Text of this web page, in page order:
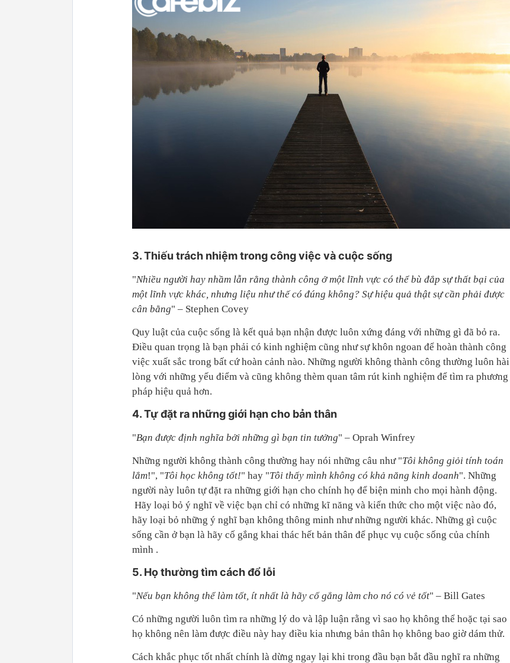
3. Thiếu trách nhiệm trong công việc và cuộc sống
"Nhiều người hay nhầm lẫn rằng thành công ở một lĩnh vực có thể bù đắp sự thất bại của
một lĩnh vực khác, nhưng liệu như thế có đúng không? Sự hiệu quả thật sự cần phải được
cân bằng" – Stephen Covey
Quy luật của cuộc sống là kết quả bạn nhận được luôn xứng đáng với những gì đã bỏ ra.
Điều quan trọng là bạn phải có kinh nghiệm cũng như sự khôn ngoan để hoàn thành công
việc xuất sắc trong bất cứ hoàn cảnh nào. Những người không thành công thường luôn hài
lòng với những yếu điểm và cũng không thèm quan tâm rút kinh nghiệm để tìm ra phương
pháp hiệu quả hơn.
4. Tự đặt ra những giới hạn cho bản thân
"Bạn được định nghĩa bởi những gì bạn tin tưởng" – Oprah Winfrey
Những người không thành công thường hay nói những câu như "Tôi không giỏi tính toán
lắm!", "Tôi học không tốt!" hay "Tôi thấy mình không có khả năng kinh doanh". Những
người này luôn tự đặt ra những giới hạn cho chính họ để biện minh cho mọi hành động.
Hãy loại bỏ ý nghĩ về việc bạn chỉ có những kĩ năng và kiến thức cho một việc nào đó,
hãy loại bỏ những ý nghĩ bạn không thông minh như những người khác. Những gì cuộc
sống cần ở bạn là hãy cố gắng khai thác hết bản thân để phục vụ cuộc sống của chính
mình .
5. Họ thường tìm cách đổ lỗi
"Nếu bạn không thể làm tốt, ít nhất là hãy cố gắng làm cho nó có vẻ tốt" – Bill Gates
Có những người luôn tìm ra những lý do và lập luận rằng vì sao họ không thể hoặc tại sao
họ không nên làm được điều này hay điều kia nhưng bản thân họ không bao giờ dám thử.
Cách khắc phục tốt nhất chính là dừng ngay lại khi trong đầu bạn bắt đầu nghĩ ra những